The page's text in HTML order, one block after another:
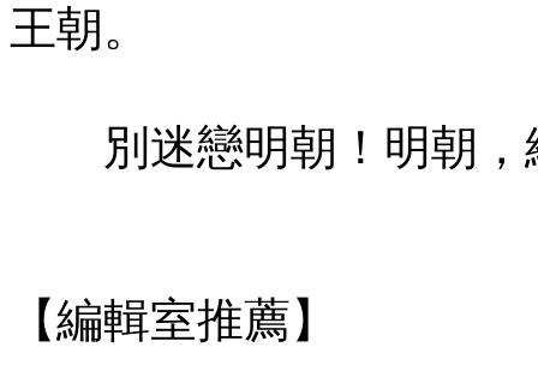
王朝。
別迷戀明朝！明朝，
【編輯室推薦】